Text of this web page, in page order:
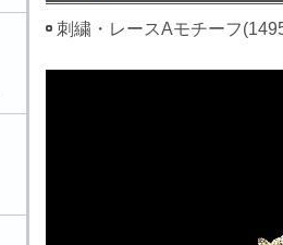
刺繍・レースAモチーフ